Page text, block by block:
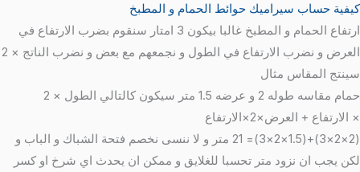
كيفية حساب سيراميك حوائط الحمام و المطبخ
ارتفاع الحمام و المطبخ غالبا بيكون 3 امتار سنقوم بضرب الارتفاع في
العرض و نضرب الارتفاع في الطول و نجمعهم مع بعض و نضرب الناتج × 2
سينتج المقاس مثال
حمام مقاسه طوله 2 و عرضه 1.5 متر سيكون كالتالي الطول × 2
× الارتفاع + العرض×2×الارتفاع
(2×2×3)+(1.5×2×3)= 21 متر و لا ننسى نخصم فتحة الشباك و الباب و
لكن يجب ان نزود متر تحسبا للغلايق و ممكن ان يحدث اي شرخ او كسر